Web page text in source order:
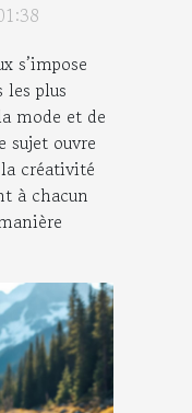
s’impose
les plus
mode et de
sujet ouvre
créativité
à chacun